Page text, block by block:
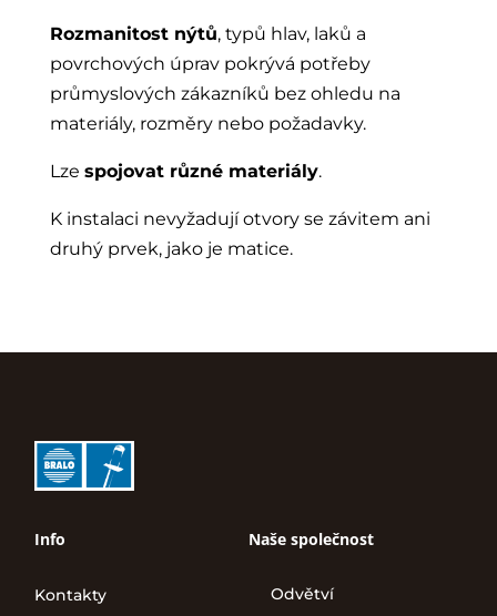
Rozmanitost nýtů, typů hlav, laků a
povrchových úprav pokrývá potřeby
průmyslových zákazníků bez ohledu na
materiály, rozměry nebo požadavky.
Lze spojovat různé materiály.
K instalaci nevyžadují otvory se závitem ani
druhý prvek, jako je matice.
Info
Kontakty
Naše společnost
Odvětví